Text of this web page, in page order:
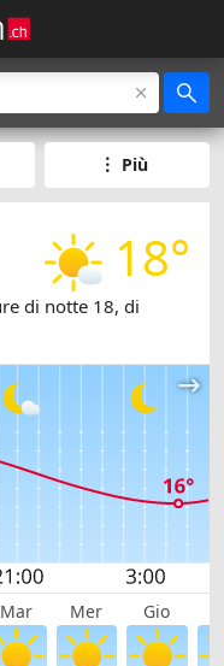
Più
18°
di notte 18, di
Mar Mer Gio